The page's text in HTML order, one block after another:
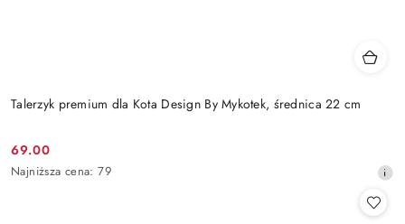
Talerzyk premium dla Kota Design By Mykotek, średnica 22 cm
Cena
promocyjna:
69.00
Najniższa
Najniższa cena: 79